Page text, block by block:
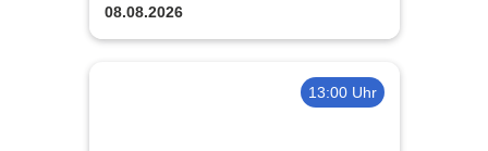
08.08.2026
13:00 Uhr